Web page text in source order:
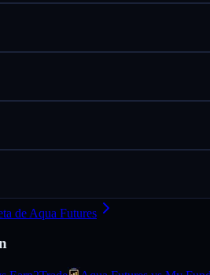
de Aqua Futures